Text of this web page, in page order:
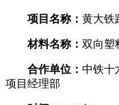
项目名称： 黄大铁
材料名称： 双向塑
合作单位： 中铁十
项目经理部